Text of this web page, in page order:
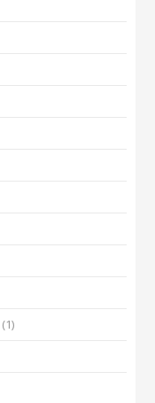
(1)